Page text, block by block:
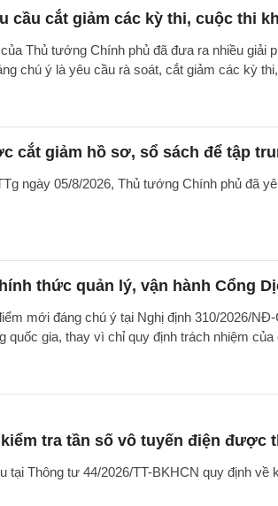
cầu cắt giảm các kỳ thi, cuộc thi
Thủ tướng Chính phủ đã đưa ra nhiều giải
chú ý là yêu cầu rà soát, cắt giảm các kỳ
cắt giảm hồ sơ, sổ sách để tập
ngày 05/8/2026, Thủ tướng Chính phủ đã
thức quản lý, vận hành Cổng
mới đáng chú ý tại Nghị định 310/2026/
quốc gia, thay vì chỉ quy định trách nhiệm
kiểm tra tần số vô tuyến điện được
tại Thông tư 44/2026/TT-BKHCN quy định